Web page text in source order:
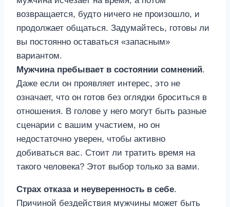
возвращается, будто ничего не произошло, и
продолжает общаться. Задумайтесь, готовы ли
вы постоянно оставаться «запасным»
вариантом.
Мужчина пребывает в состоянии сомнений.
Даже если он проявляет интерес, это не
означает, что он готов без оглядки броситься в
отношения. В голове у него могут быть разные
сценарии с вашим участием, но он
недостаточно уверен, чтобы активно
добиваться вас. Стоит ли тратить время на
такого человека? Этот выбор только за вами.
Страх отказа и неуверенность в себе.
Причиной бездействия мужчины может быть